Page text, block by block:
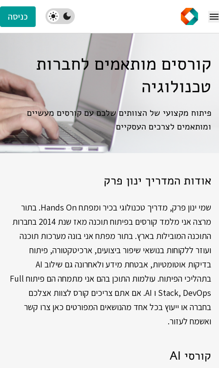
כניסה
קורסים מותאמים לחברות
טכנולוגיה
פיתוח מקצועי של הצוותים שלכם עם קורסים מעשיים
ומותאמים לצרכים העסקיים
אודות המדריך ינון פרק
שמי ינון פרק, מדריך טכנולוגי בכיר ומפתח Hands On. בתור
מרצה אני מלמד קורסים בפיתוח תוכנה מאז שנת 2014 בחברות
התוכנה המובילות בארץ. בתור מפתח אני בונה מערכות תוכנה
ועוזר ללקוחות בנושאי שיפור ביצועים, ארכיטקטורה, פיתוח
בדיקות אוטומטיות, אבטחת מידע ולאחרונה גם שילוב AI
בתהליכי הפיתוח. עולמות התוכן בהם אני מתמחה הם פיתוח Full
Stack, DevOps ו AI. אם אתם צריכים קורס לצוות אצלכם
בחברה או ייעוץ בכל אחד מהנושאים המפורטים כאן צרו קשר
ואשמח לעזור.
קורסי AI